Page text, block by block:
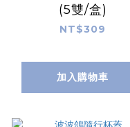
(5雙/盒)
NT$309
加入購物車